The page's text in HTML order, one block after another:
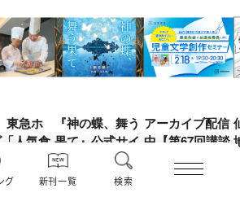
グ 新刊一覧 検索
東急ホ
人気食
ント」参
ート 野
『神の蝶、舞う
果て』公式サイ
ト
講談社コクリコ
アーカイブ配信
中【第67回講談
社児童文学新人
賞】受賞作家と